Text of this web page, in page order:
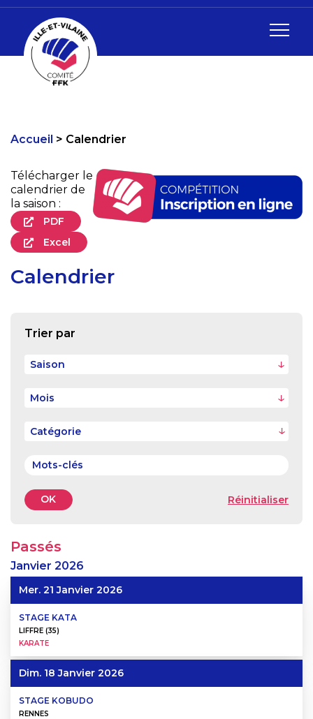
Accueil Calendrier
Télécharger le
calendrier de
la saison :
PDF
Excel
Calendrier
Trier par
Saison
Mois
OK Réinitialiser
Passés
Janvier 2026
Mer. 21 Janvier 2026
STAGE KATA
LIFFRE (35)
KARATE
Dim. 18 Janvier 2026
STAGE KOBUDO
RENNES